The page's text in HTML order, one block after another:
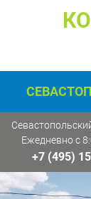
Ежедневно с
+7 (495)